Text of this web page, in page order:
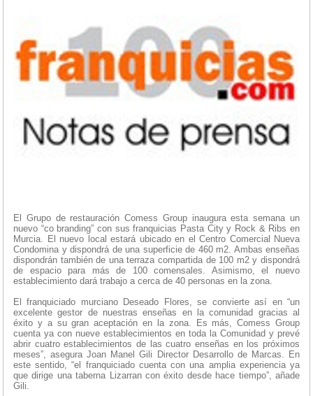
El Grupo de restauración Comess Group inaugura esta semana un
nuevo “co branding” con sus franquicias Pasta City y Rock & Ribs en
Murcia. El nuevo local estará ubicado en el Centro Comercial Nueva
Condomina y dispondrá de una superficie de 460 m2. Ambas enseñas
dispondrán también de una terraza compartida de 100 m2 y dispondrá
de espacio para más de 100 comensales. Asimismo, el nuevo
establecimiento dará trabajo a cerca de 40 personas en la zona.
El franquiciado murciano Deseado Flores, se convierte así en “un
excelente gestor de nuestras enseñas en la comunidad gracias al
éxito y a su gran aceptación en la zona. Es más, Comess Group
cuenta ya con nueve establecimientos en toda la Comunidad y prevé
abrir cuatro establecimientos de las cuatro enseñas en los próximos
meses”, asegura Joan Manel Gili Director Desarrollo de Marcas. En
este sentido, “el franquiciado cuenta con una amplia experiencia ya
que dirige una taberna Lizarran con éxito desde hace tiempo”, añade
Gili.